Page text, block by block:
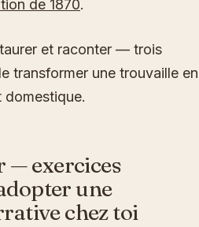
de 1870.
et raconter — trois
transformer une trouvaille en
domestique.
— exercices
une
chez toi